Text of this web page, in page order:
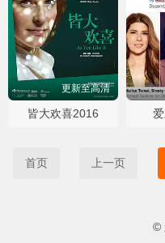
更新至高清
皆大欢喜2016
首页 上一页
©